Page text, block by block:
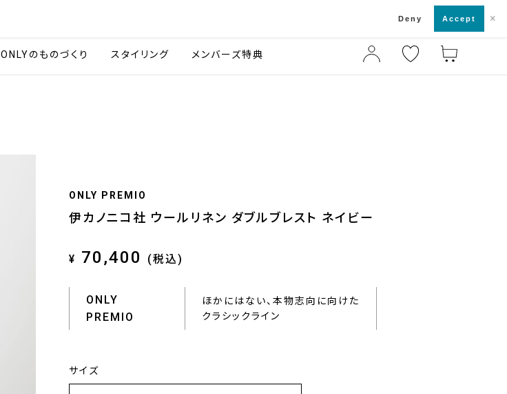
ONLYのものづくり スタイリング メンバーズ特典
ONLY PREMIO
伊カノニコ社 ウールリネン ダブルブレスト ネイビー
¥ 70,400 (税込)
ONLY
PREMIO
ほかにはない、本物志向に向けた
クラシックライン
サイズ
Deny Accept ×